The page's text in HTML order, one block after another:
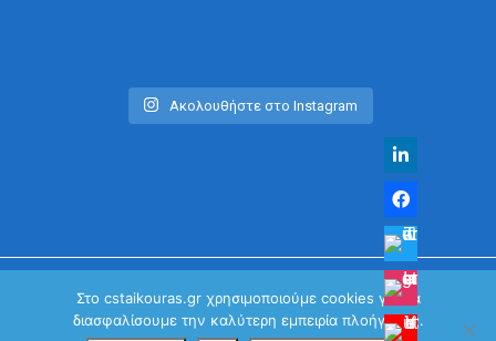
Ακολουθήστε στο Instagram
© Χρήστος Σταϊκούρας | All Rights Reserved 2026
Στο cstaikouras.gr χρησιμοποιούμε cookies για να
διασφαλίσουμε την καλύτερη εμπειρία πλοήγησης.